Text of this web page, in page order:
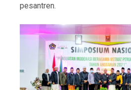
pesantren.